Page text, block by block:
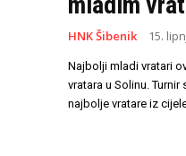
HNK Šibenik 15.
Najbolji mladi vratari
vratara u Solinu.
najbolje vratare iz cijele